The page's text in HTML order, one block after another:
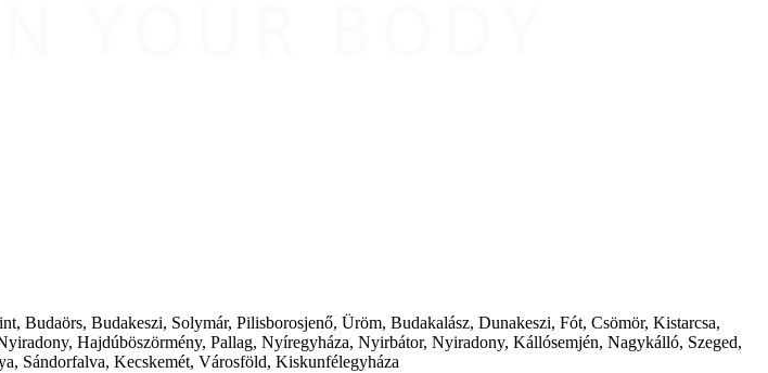
Budaörs, Budakeszi, Solymár, Pilisborosjenő, Üröm, Budakalász, Dunakeszi, Fót, Csömör, Kistarcsa,
Hajdúböszörmény, Pallag, Nyíregyháza, Nyirbátor, Nyiradony, Kállósemjén, Nagykálló, Szeged,
Sándorfalva, Kecskemét, Városföld, Kiskunfélegyháza